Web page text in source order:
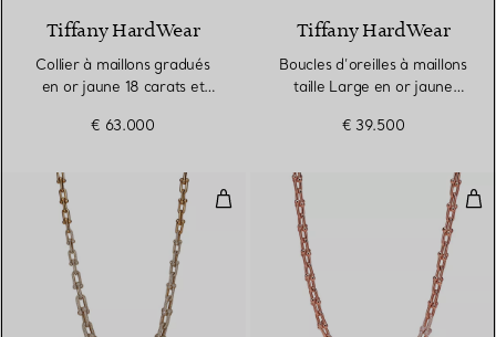
Tiffany HardWear
Collier à maillons gradués
en or jaune 18 carats et
€ 63.000
Tiffany HardWear
Boucles d’oreilles à maillons
taille Large en or jaune
€ 39.500
Collier à maillons gradués en or